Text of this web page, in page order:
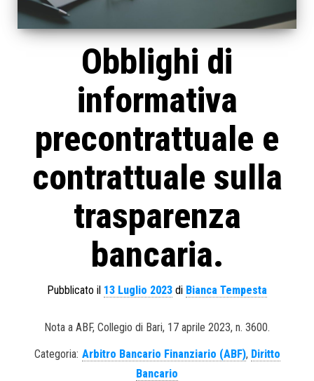
Obblighi di
informativa
precontrattuale e
contrattuale sulla
trasparenza
bancaria.
Pubblicato il 13 Luglio 2023 di Bianca Tempesta
Nota a ABF, Collegio di Bari, 17 aprile 2023, n. 3600.
Categoria: Arbitro Bancario Finanziario (ABF), Diritto
Bancario